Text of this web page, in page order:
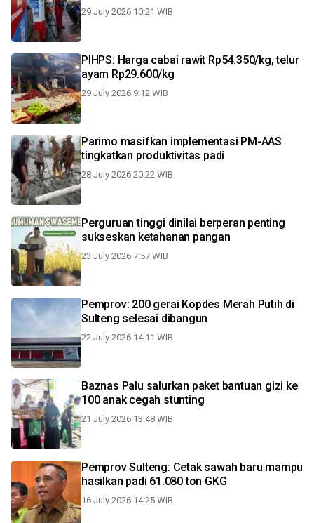
29 July 2026 10:21 WIB
PIHPS: Harga cabai rawit Rp54.350/kg, telur
ayam Rp29.600/kg
29 July 2026 9:12 WIB
Parimo masifkan implementasi PM-AAS
tingkatkan produktivitas padi
28 July 2026 20:22 WIB
Perguruan tinggi dinilai berperan penting
sukseskan ketahanan pangan
23 July 2026 7:57 WIB
Pemprov: 200 gerai Kopdes Merah Putih di
Sulteng selesai dibangun
22 July 2026 14:11 WIB
Baznas Palu salurkan paket bantuan gizi ke
100 anak cegah stunting
21 July 2026 13:48 WIB
Pemprov Sulteng: Cetak sawah baru mampu
hasilkan padi 61.080 ton GKG
16 July 2026 14:25 WIB